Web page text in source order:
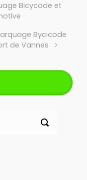
Bicycode et
Bycicode
de Vannes